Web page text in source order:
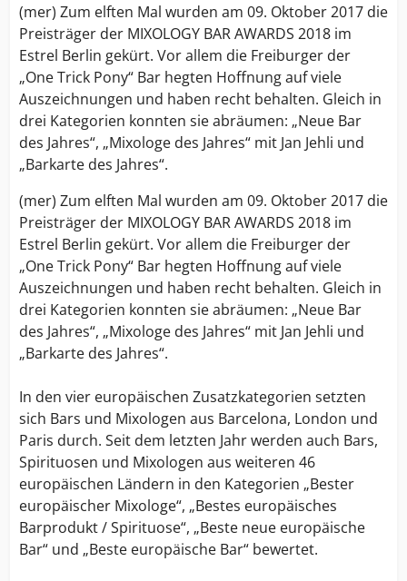
(mer) Zum elften Mal wurden am 09. Oktober 2017 die
Preisträger der MIXOLOGY BAR AWARDS 2018 im
Estrel Berlin gekürt. Vor allem die Freiburger der
„One Trick Pony“ Bar hegten Hoffnung auf viele
Auszeichnungen und haben recht behalten. Gleich in
drei Kategorien konnten sie abräumen: „Neue Bar
des Jahres“, „Mixologe des Jahres“ mit Jan Jehli und
„Barkarte des Jahres“.
(mer) Zum elften Mal wurden am 09. Oktober 2017 die
Preisträger der MIXOLOGY BAR AWARDS 2018 im
Estrel Berlin gekürt. Vor allem die Freiburger der
„One Trick Pony“ Bar hegten Hoffnung auf viele
Auszeichnungen und haben recht behalten. Gleich in
drei Kategorien konnten sie abräumen: „Neue Bar
des Jahres“, „Mixologe des Jahres“ mit Jan Jehli und
„Barkarte des Jahres“.
In den vier europäischen Zusatzkategorien setzten
sich Bars und Mixologen aus Barcelona, London und
Paris durch. Seit dem letzten Jahr werden auch Bars,
Spirituosen und Mixologen aus weiteren 46
europäischen Ländern in den Kategorien „Bester
europäischer Mixologe“, „Bestes europäisches
Barprodukt / Spirituose“, „Beste neue europäische
Bar“ und „Beste europäische Bar“ bewertet.